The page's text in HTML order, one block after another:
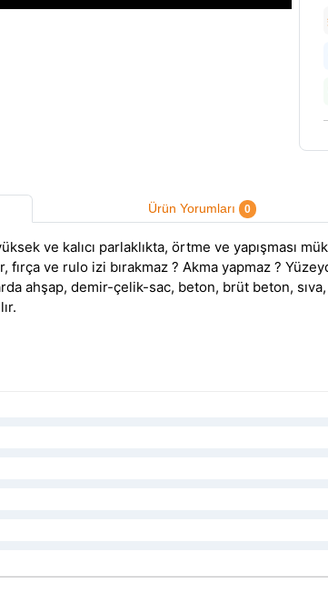
Ürün Yorumları 0
ve kalıcı parlaklıkta, örtme ve yapışması
fırça ve rulo izi bırakmaz ? Akma yapmaz ?
ahşap, demir-çelik-sac, beton, brüt beton,